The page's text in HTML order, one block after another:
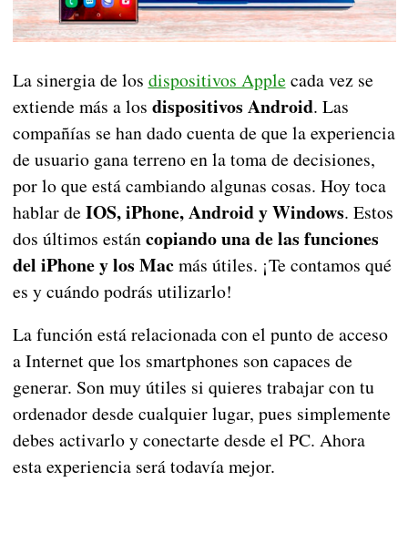
La sinergia de los dispositivos Apple cada vez se
extiende más a los dispositivos Android. Las
compañías se han dado cuenta de que la experiencia
de usuario gana terreno en la toma de decisiones,
por lo que está cambiando algunas cosas. Hoy toca
hablar de IOS, iPhone, Android y Windows. Estos
dos últimos estáncopiando una de las funciones
del iPhone y los Macmás útiles. ¡Te contamos qué
es y cuándo podrás utilizarlo!
La función está relacionada con el punto de acceso
a Internet que los smartphones son capaces de
generar. Son muy útiles si quieres trabajar con tu
ordenador desde cualquier lugar, pues simplemente
debes activarlo y conectarte desde el PC. Ahora
esta experiencia será todavía mejor.